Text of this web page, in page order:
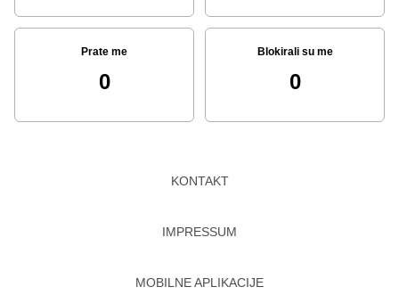
Prate me
0
Blokirali su me
0
KONTAKT
IMPRESSUM
MOBILNE APLIKACIJE